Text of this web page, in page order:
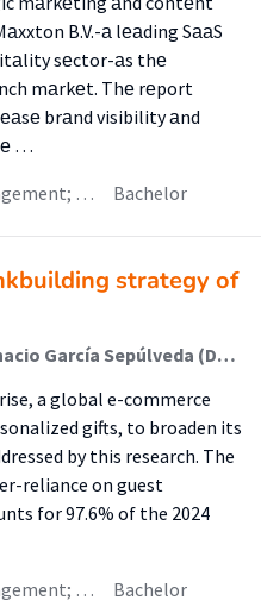
B.V.-а lеаding SааS
sеctor-аs thе
mаrkеt. Thе rеport
brаnd visibility аnd
…
… Bachelor
strategy of
Maria Marinova (Student); Ignacio García Sepúlveda (Docent); Feliscia Silva (Begeleider)
a global e-commerce
gifts, to broaden its
by this research. The
reliance on guest
for 97.6% of the 2024
… Bachelor